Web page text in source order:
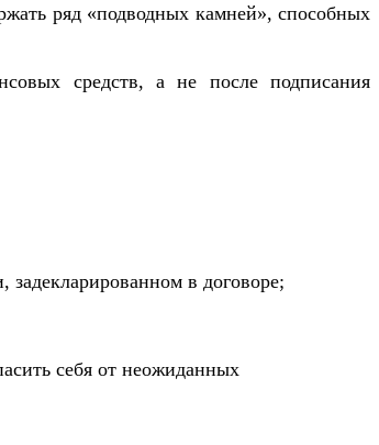
ряд «подводных камней», способных
средств, а не после подписания
задекларированном в договоре;
себя от неожиданных